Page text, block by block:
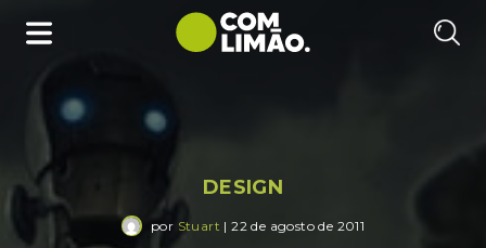
DESIGN
por Stuart | 22 de agosto de 2011